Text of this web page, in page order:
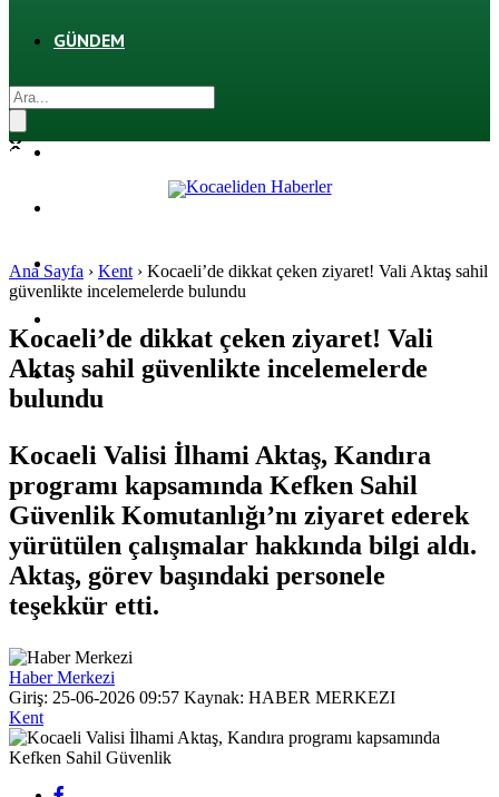
GÜNDEM
SPOR
SAĞLIK
Ana Sayfa › Kent › Kocaeli’de dikkat çeken ziyaret! Vali Aktaş sahil
güvenlikte incelemelerde bulundu
Kocaeli’de dikkat çeken ziyaret! Vali
Aktaş sahil güvenlikte incelemelerde
bulundu
Kocaeli Valisi İlhami Aktaş, Kandıra
programı kapsamında Kefken Sahil
Güvenlik Komutanlığı’nı ziyaret ederek
yürütülen çalışmalar hakkında bilgi aldı.
Aktaş, görev başındaki personele
teşekkür etti.
Haber Merkezi
Giriş: 25-06-2026 09:57 Kaynak: HABER MERKEZI
Kent